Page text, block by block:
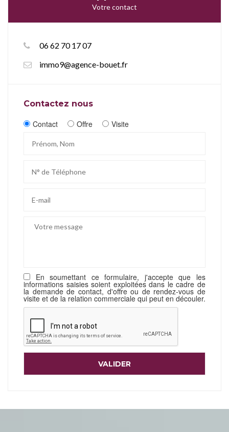
Votre contact
06 62 70 17 07
immo9@agence-bouet.fr
Contactez nous
Contact Offre Visite
En soumettant ce formulaire, j'accepte que les
informations saisies soient exploitées dans le cadre de
la demande de contact, d'offre ou de rendez-vous de
visite et de la relation commerciale qui peut en découler.